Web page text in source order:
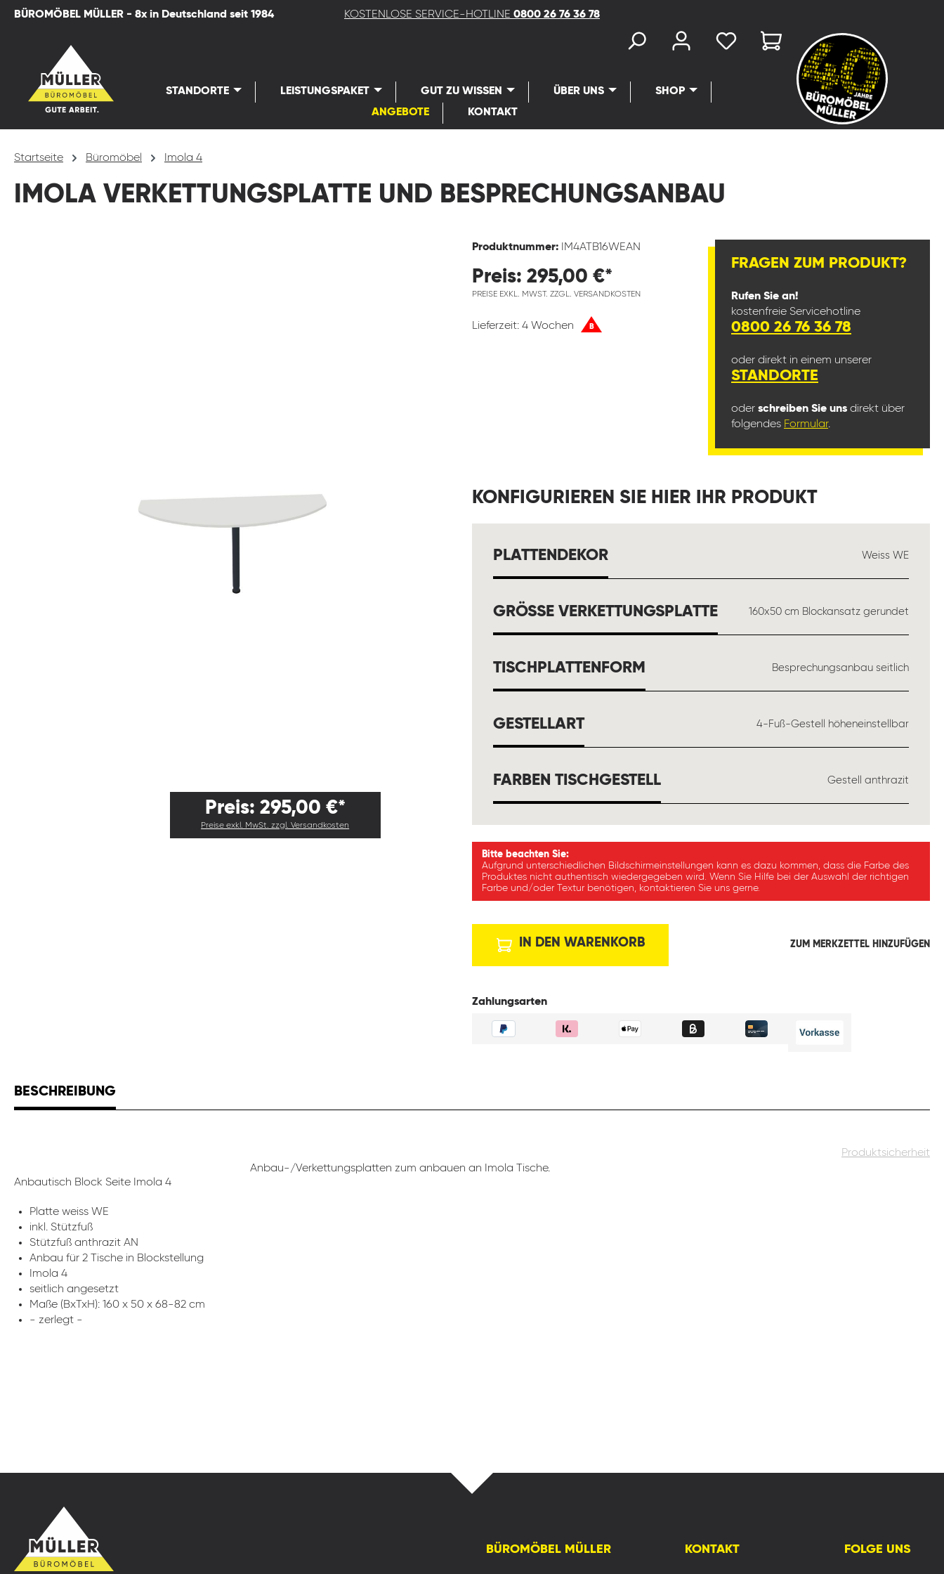
Zur Hauptnavigation springen
BÜROMÖBEL MÜLLER - 8x in Deutschland seit 1984 KOSTENLOSE SERVICE-HOTLINE 0800 26 76 36 78
STANDORTE LEISTUNGSPAKET GUT ZU WISSEN ÜBER UNS
SHOP
ANGEBOTE
KONTAKT
Startseite Büromöbel Imola 4
IMOLA VERKETTUNGSPLATTE UND BESPRECHUNGSANBAU
Preis: 295,00 €*
Preise exkl. MwSt. zzgl. Versandkosten
Produktnummer: IM4ATB16WEAN
Preis: 295,00 €*
PREISE EXKL. MWST. ZZGL. VERSANDKOSTEN
Lieferzeit: 4 Wochen B
FRAGEN ZUM PRODUKT?
Rufen Sie an!
kostenfreie Servicehotline
0800 26 76 36 78
oder direkt in einem unserer
STANDORTE
oder schreiben Sie uns direkt über
folgendes Formular.
KONFIGURIEREN SIE HIER IHR PRODUKT
PLATTENDEKORAUSWÄHLEN Weiss WE
GRÖSSE VERKETTUNGSPLATTEAUSWÄHLEN
160x50 cm Blockansatz gerundet
TISCHPLATTENFORM Besprechungsanbau seitlich
GESTELLARTAUSWÄHLEN 4-Fuß-Gestell höheneinstellbar
FARBEN TISCHGESTELLAUSWÄHLEN Gestell anthrazit
Bitte beachten Sie:
Aufgrund unterschiedlichen Bildschirmeinstellungen kann es dazu kommen, dass die Farbe des
Produktes nicht authentisch wiedergegeben wird. Wenn Sie Hilfe bei der Auswahl der richtigen
Farbe und/oder Textur benötigen, kontaktieren Sie uns gerne.
IN DEN WARENKORB ZUM MERKZETTEL HINZUFÜGEN
Zahlungsarten
BESCHREIBUNG
Produktsicherheit
Anbautisch Block Seite Imola 4
Platte weiss WE
inkl. Stützfuß
Stützfuß anthrazit AN
Anbau für 2 Tische in Blockstellung
Imola 4
seitlich angesetzt
Maße (BxTxH): 160 x 50 x 68-82 cm
- zerlegt -
Anbau-/Verkettungsplatten zum anbauen an Imola Tische.
BÜROMÖBEL MÜLLER KONTAKT FOLGE UNS